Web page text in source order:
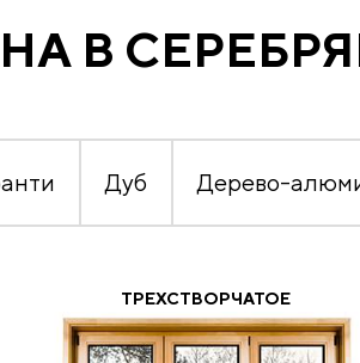
В
Дуб Дерево-
ТРЕХСТВОРЧАТОЕ